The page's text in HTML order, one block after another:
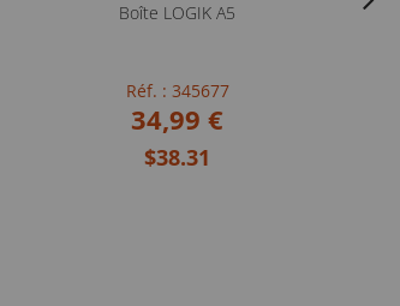
Boîte LOGIK A5
Réf. : 345677
34,99 €
$38.31